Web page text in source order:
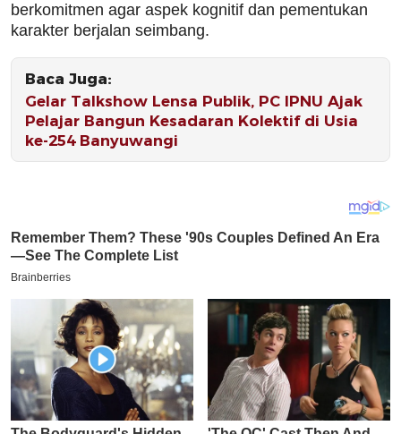
berkomitmen agar aspek kognitif dan pementukan
karakter berjalan seimbang.
Baca Juga:
Gelar Talkshow Lensa Publik, PC IPNU Ajak
Pelajar Bangun Kesadaran Kolektif di Usia
ke-254 Banyuwangi